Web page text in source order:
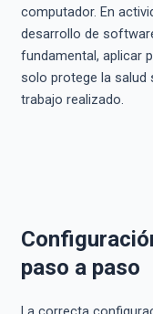
computador. En
desarrollo de
fundamental, aplicar
solo protege la salud
trabajo realizado.
paso a paso